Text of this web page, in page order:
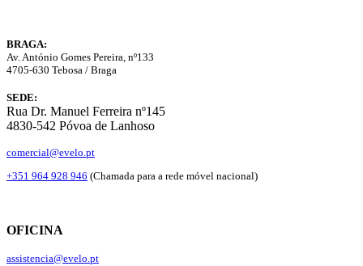
BRAGA:
Av. António Gomes Pereira, nº133
4705-630 Tebosa / Braga
SEDE:
Rua Dr. Manuel Ferreira nº145
4830-542 Póvoa de Lanhoso
comercial@evelo.pt
+351 964 928 946 (Chamada para a rede móvel nacional)
OFICINA
assistencia@evelo.pt